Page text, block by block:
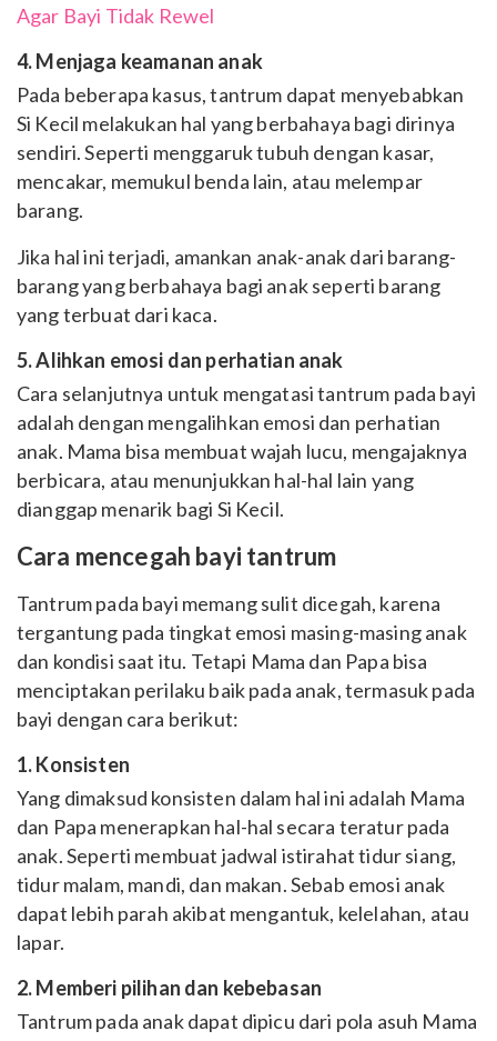
Agar Bayi Tidak Rewel
4. Menjaga keamanan anak
Pada beberapa kasus, tantrum dapat menyebabkan
Si Kecil melakukan hal yang berbahaya bagi dirinya
sendiri. Seperti menggaruk tubuh dengan kasar,
mencakar, memukul benda lain, atau melempar
barang.
Jika hal ini terjadi, amankan anak-anak dari barang-
barang yang berbahaya bagi anak seperti barang
yang terbuat dari kaca.
5. Alihkan emosi dan perhatian anak
Cara selanjutnya untuk mengatasi tantrum pada bayi
adalah dengan mengalihkan emosi dan perhatian
anak. Mama bisa membuat wajah lucu, mengajaknya
berbicara, atau menunjukkan hal-hal lain yang
dianggap menarik bagi Si Kecil.
Cara mencegah bayi tantrum
Tantrum pada bayi memang sulit dicegah, karena
tergantung pada tingkat emosi masing-masing anak
dan kondisi saat itu. Tetapi Mama dan Papa bisa
menciptakan perilaku baik pada anak, termasuk pada
bayi dengan cara berikut:
1. Konsisten
Yang dimaksud konsisten dalam hal ini adalah Mama
dan Papa menerapkan hal-hal secara teratur pada
anak. Seperti membuat jadwal istirahat tidur siang,
tidur malam, mandi, dan makan. Sebab emosi anak
dapat lebih parah akibat mengantuk, kelelahan, atau
lapar.
2. Memberi pilihan dan kebebasan
Tantrum pada anak dapat dipicu dari pola asuh Mama